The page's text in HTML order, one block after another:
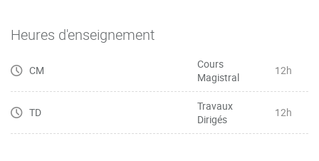
Heures d'enseignement
CM
Cours
Magistral
12h
TD
Travaux
Dirigés
12h